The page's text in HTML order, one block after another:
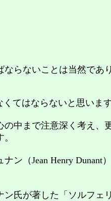
ならないことは当然であ
てはならないと思います
中まで注意深く考え、
ナン （Jean Henry
氏が著した「ソルフェ